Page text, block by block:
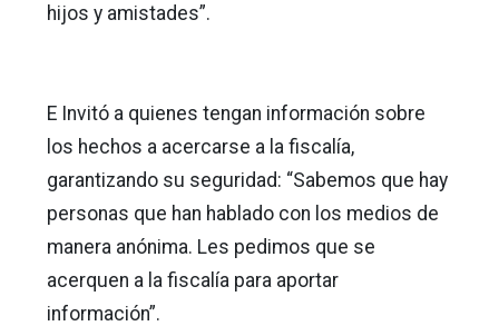
hijos y amistades”.
E Invitó a quienes tengan información sobre
los hechos a acercarse a la fiscalía,
garantizando su seguridad: “Sabemos que hay
personas que han hablado con los medios de
manera anónima. Les pedimos que se
acerquen a la fiscalía para aportar
información”.